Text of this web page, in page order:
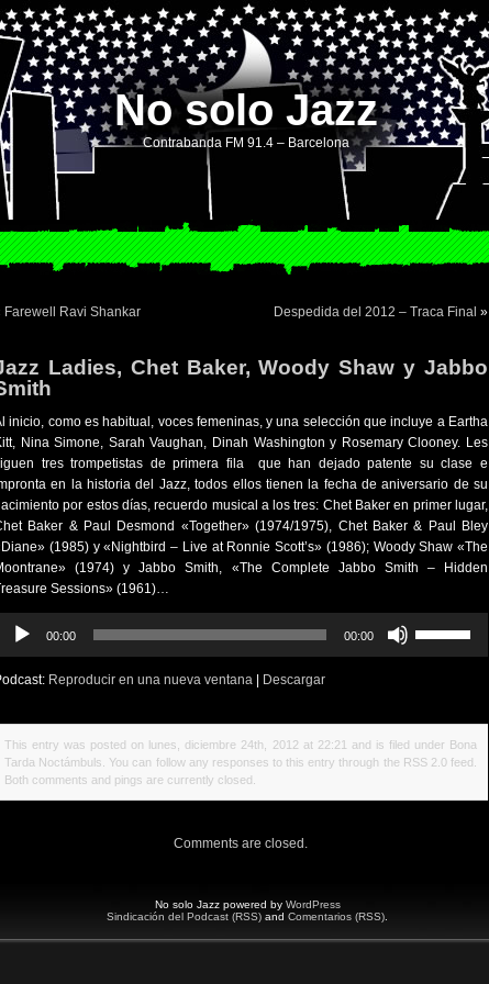
No solo Jazz
Contrabanda FM 91.4 – Barcelona
Farewell Ravi Shankar Despedida del 2012 – Traca Final »
Ladies, Chet Baker, Woody Shaw y Jabbo
inicio, como es habitual, voces femeninas, y una selección que incluye a Eartha
Nina Simone, Sarah Vaughan, Dinah Washington y Rosemary Clooney. Les
tres trompetistas de primera fila que han dejado patente su clase e
en la historia del Jazz, todos ellos tienen la fecha de aniversario de su
por estos días, recuerdo musical a los tres: Chet Baker en primer lugar,
Baker & Paul Desmond «Together» (1974/1975), Chet Baker & Paul Bley
(1985) y «Nightbird – Live at Ronnie Scott’s» (1986); Woody Shaw «The
(1974) y Jabbo Smith, «The Complete Jabbo Smith – Hidden
Sessions» (1961)…
00:00 00:00
las
arriba/abajo
para
aumentar
Reproducir en una nueva ventana Descargar
This entry was posted on lunes, diciembre 24th, 2012 at 22:21 and is filed under Bona
Tarda Noctámbuls . You can follow any responses to this entry through the RSS 2.0feed.
Both comments and pings are currently closed.
Comments are closed.
No solo Jazz powered by WordPress
Sindicación del Podcast (RSS) and Comentarios (RSS)